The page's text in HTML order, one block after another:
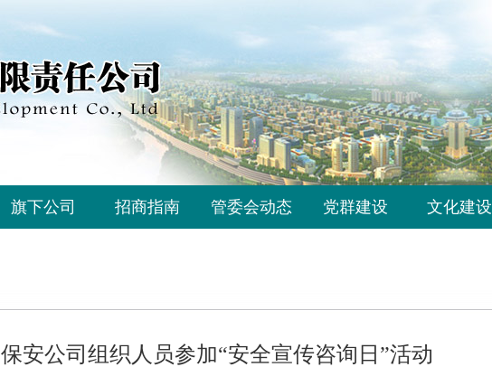
旗下公司 招商指南 管委会动态 党群建设 文化建设
保安公司组织人员参加“安全宣传咨询日”活动